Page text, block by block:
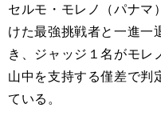
セルモ・モレノ（パナマ
けた最強挑戦者と一進一
き、ジャッジ１名がモレ
山中を支持する僅差で判
ている。